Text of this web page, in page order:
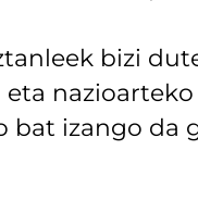
bizi
bat izango da